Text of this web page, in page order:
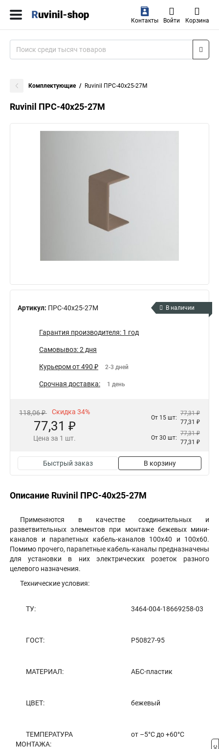
Контакты Войти Корзина
Комплектующие Ruvinil ПРС-40х25-27М
Ruvinil ПРС-40х25-27М
Артикул: ПРС-40х25-27М В наличии
Гарантия производителя: 1 год
Самовывоз: 2 дня
Курьером от 490 ₽ 2-3 дней
Срочная доставка: 1 день
118,06 ₽ Скидка 34%
77,31 ₽
Цена за 1 шт.
От 15 шт:
77,31 ₽
77,31 ₽
От 30 шт:
77,31 ₽
77,31 ₽
Быстрый заказ В корзину
Описание Ruvinil ПРС-40х25-27М
Применяются в качестве соединительных и
разветвительных элементов при монтаже бежевых мини-
каналов и парапетных кабель-каналов 100х40 и 100х60.
Помимо прочего, парапетные кабель-каналы предназначены
для установки в них электрических розеток разного
целевого назначения.
Технические условия:
ТУ: 3464-004-18669258-03
ГОСТ: Р50827-95
МАТЕРИАЛ: АБС-пластик
ЦВЕТ: бежевый
ТЕМПЕРАТУРА
МОНТАЖА:
от –5°С до +60°С